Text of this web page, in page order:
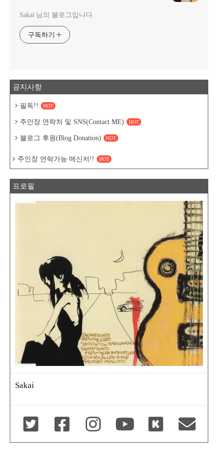
Sakai 님의 블로그입니다.
구독하기
공지사항
필독!! HOT
주인장 연락처 및 SNS(Contact ME) HOT
블로그 후원(Blog Donation) HOT
주인장 연락가능 메신저!! HOT
프로필
Sakai